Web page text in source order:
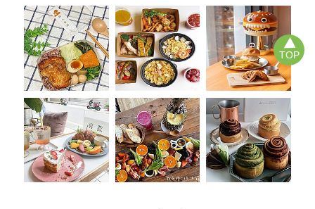
TOP